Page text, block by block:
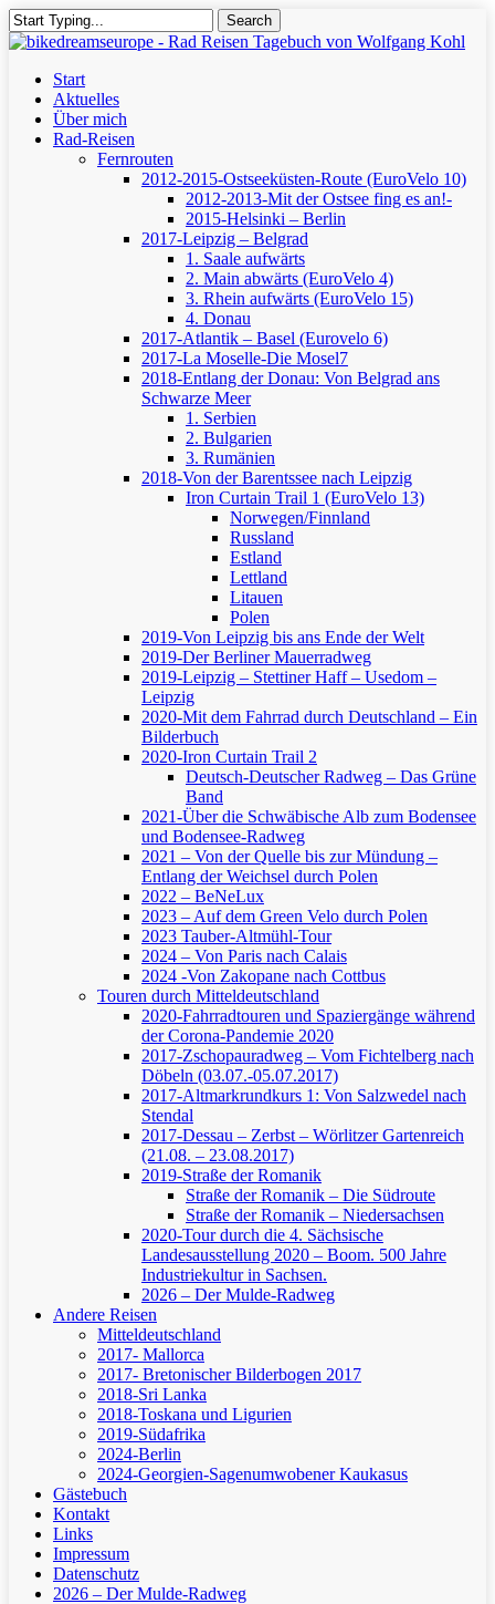
Skip
to
content
Search
Close
Menu
Start
Aktuelles
Über mich
Rad-Reisen
Fernrouten
2012-2015-Ostseeküsten-Route (EuroVelo 10)
2012-2013-Mit der Ostsee fing es an!-
2015-Helsinki – Berlin
2017-Leipzig – Belgrad
1. Saale aufwärts
2. Main abwärts (EuroVelo 4)
3. Rhein aufwärts (EuroVelo 15)
4. Donau
2017-Atlantik – Basel (Eurovelo 6)
2017-La Moselle-Die Mosel7
2018-Entlang der Donau: Von Belgrad ans
Schwarze Meer
1. Serbien
2. Bulgarien
3. Rumänien
2018-Von der Barentssee nach Leipzig
Iron Curtain Trail 1 (EuroVelo 13)
Norwegen/Finnland
Russland
Estland
Lettland
Litauen
Polen
2019-Von Leipzig bis ans Ende der Welt
2019-Der Berliner Mauerradweg
2019-Leipzig – Stettiner Haff – Usedom –
Leipzig
2020-Mit dem Fahrrad durch Deutschland – Ein
Bilderbuch
2020-Iron Curtain Trail 2
Deutsch-Deutscher Radweg – Das Grüne
Band
2021-Über die Schwäbische Alb zum Bodensee
und Bodensee-Radweg
2021 – Von der Quelle bis zur Mündung –
Entlang der Weichsel durch Polen
2022 – BeNeLux
2023 – Auf dem Green Velo durch Polen
2023 Tauber-Altmühl-Tour
2024 – Von Paris nach Calais
2024 -Von Zakopane nach Cottbus
Touren durch Mitteldeutschland
2020-Fahrradtouren und Spaziergänge während
der Corona-Pandemie 2020
2017-Zschopauradweg – Vom Fichtelberg nach
Döbeln (03.07.-05.07.2017)
2017-Altmarkrundkurs 1: Von Salzwedel nach
Stendal
2017-Dessau – Zerbst – Wörlitzer Gartenreich
(21.08. – 23.08.2017)
2019-Straße der Romanik
Straße der Romanik – Die Südroute
Straße der Romanik – Niedersachsen
2020-Tour durch die 4. Sächsische
Landesausstellung 2020 – Boom. 500 Jahre
Industriekultur in Sachsen.
2026 – Der Mulde-Radweg
Andere Reisen
Mitteldeutschland
2017- Mallorca
2017- Bretonischer Bilderbogen 2017
2018-Sri Lanka
2018-Toskana und Ligurien
2019-Südafrika
2024-Berlin
2024-Georgien-Sagenumwobener Kaukasus
Gästebuch
Kontakt
Links
Impressum
Datenschutz
2026 – Der Mulde-Radweg